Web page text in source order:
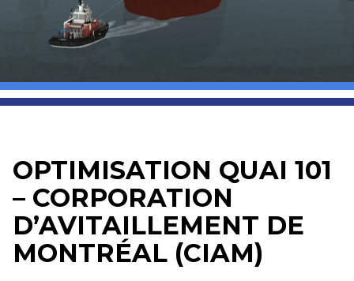
OPTIMISATION QUAI 101
– CORPORATION
D’AVITAILLEMENT DE
MONTRÉAL (CIAM)